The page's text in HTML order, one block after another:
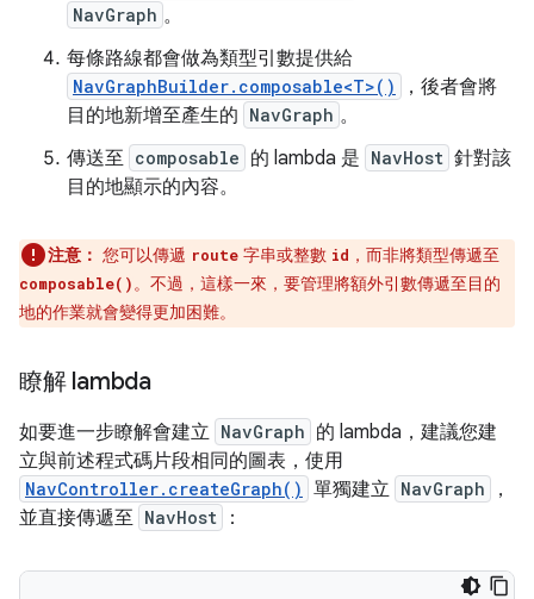
NavGraph 。
每條路線都會做為類型引數提供給
NavGraphBuilder.composable<T>()
，後者會將
目的地新增至產生的 NavGraph 。
傳送至 composable 的 lambda 是 NavHost 針對該
目的地顯示的內容。
注意： 您可以傳遞 route 字串或整數 id ，而非將類型傳遞至
composable()。不過，這樣一來，要管理將額外引數傳遞至目的
地的作業就會變得更加困難。
瞭解 lambda
如要進一步瞭解會建立 NavGraph 的 lambda，建議您建
立與前述程式碼片段相同的圖表，使用
NavController.createGraph() 單獨建立 NavGraph
，
並直接傳遞至 NavHost ：